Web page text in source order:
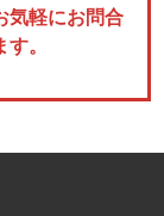
気軽にお問合
。